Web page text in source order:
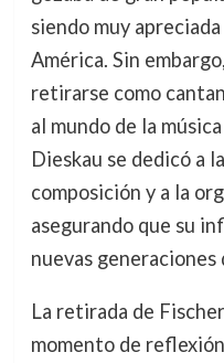
siendo muy
América. Sin
retirarse como
al mundo de la
Dieskau se dedicó a
composición y a la
asegurando que su
nuevas generaciones
La retirada de
momento de